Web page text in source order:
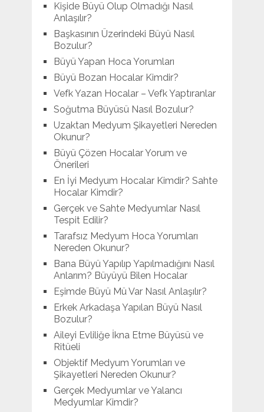
Kişide Büyü Olup Olmadığı Nasıl
Anlaşılır?
Başkasının Üzerindeki Büyü Nasıl
Bozulur?
Büyü Yapan Hoca Yorumları
Büyü Bozan Hocalar Kimdir?
Vefk Yazan Hocalar – Vefk Yaptıranlar
Soğutma Büyüsü Nasıl Bozulur?
Uzaktan Medyum Şikayetleri Nereden
Okunur?
Büyü Çözen Hocalar Yorum ve
Önerileri
En İyi Medyum Hocalar Kimdir? Sahte
Hocalar Kimdir?
Gerçek ve Sahte Medyumlar Nasıl
Tespit Edilir?
Tarafsız Medyum Hoca Yorumları
Nereden Okunur?
Bana Büyü Yapılıp Yapılmadığını Nasıl
Anlarım? Büyüyü Bilen Hocalar
Eşimde Büyü Mü Var Nasıl Anlaşılır?
Erkek Arkadaşa Yapılan Büyü Nasıl
Bozulur?
Aileyi Evliliğe İkna Etme Büyüsü ve
Ritüeli
Objektif Medyum Yorumları ve
Şikayetleri Nereden Okunur?
Gerçek Medyumlar ve Yalancı
Medyumlar Kimdir?